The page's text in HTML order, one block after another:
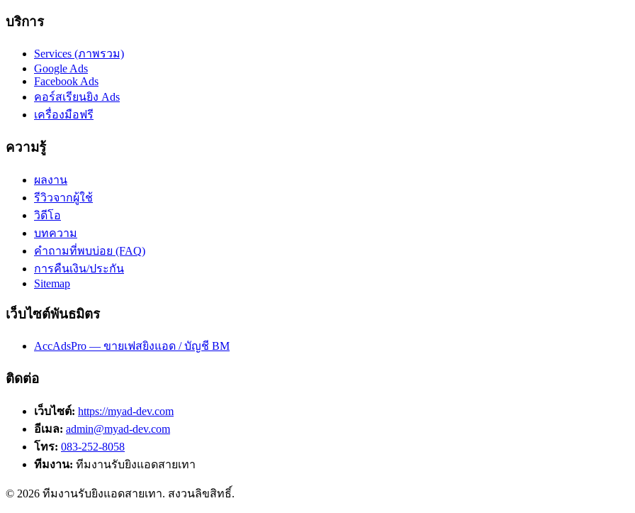
บริการ
Services (ภาพรวม)
Google Ads
Facebook Ads
คอร์สเรียนยิง Ads
เครื่องมือฟรี
ความรู้
ผลงาน
รีวิวจากผู้ใช้
วิดีโอ
บทความ
คำถามที่พบบ่อย (FAQ)
การคืนเงิน/ประกัน
Sitemap
เว็บไซต์พันธมิตร
AccAdsPro — ขายเฟสยิงแอด / บัญชี BM
ติดต่อ
เว็บไซต์: https://myad-dev.com
อีเมล: admin@myad-dev.com
โทร: 083-252-8058
ทีมงาน: ทีมงานรับยิงแอดสายเทา
© 2026 ทีมงานรับยิงแอดสายเทา. สงวนลิขสิทธิ์.